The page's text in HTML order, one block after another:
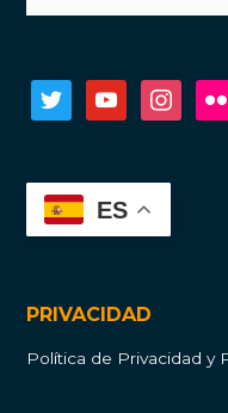
twitter youtube
ES
PRIVACIDAD
Política de Privacidad y